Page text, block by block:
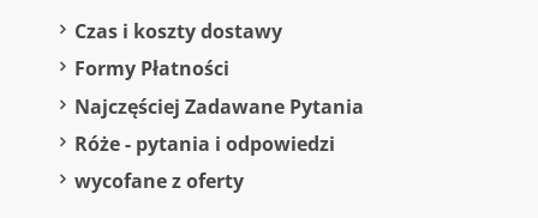
Czas i koszty dostawy
Formy Płatności
Najczęściej Zadawane Pytania
Róże - pytania i odpowiedzi
wycofane z oferty